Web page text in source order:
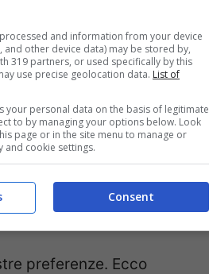
della natura. Una fuga
camminata, o quasi.
Archeologico di
per i borghi di
Per non parlare del
preferenze. Ecco
and information from your device
and other device data) may be stored by,
319 partners, or used specifically by this
use precise geolocation data. List of
your personal data on the basis of legitimate
to by managing your options below. Look
page or in the site menu to manage or
and cookie settings.
Consent